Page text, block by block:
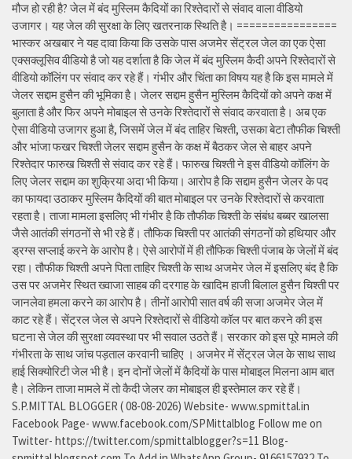
मौज हो रही है? जेल में बंद मुस्लिम कैदियों का रिश्तेदारों से संवाद वाला वीडियो
उजागर। यह जेल की सुरक्षा के लिए खतरनाक स्थिति है। ================
भास्कर अखबार ने यह दावा किया कि उसके पास अजमेर सेंट्रल जेल का एक ऐसा
एक्सक्लूसिव वीडियो है जो यह दर्शाता है कि जेल में बंद मुस्लिम कैदी अपने रिश्तेदारों से
वीडियो कॉलिंग पर संवाद कर रहे हैं। गंभीर और चिंता का विषय यह है कि इस मामले में
जेलर सद्दाम हुसैन की भूमिका है। जेलर सद्दाम हुसैन मुस्लिम कैदियों को अपने कक्ष में
बुलाता है और फिर अपने मोबाइल से उनके रिश्तेदारों से संवाद करवाता है। अब एक
ऐसा वीडियो उजागर हुआ है, जिसमें जेल में बंद ताहिर चिश्ती, उसका बेटा तौफीक चिश्ती
और भांजा फखर चिश्ती जेलर सद्दाम हुसैन के कक्ष में बैठकर जेल से बाहर अपने
रिश्तेदार फारुख चिश्ती से संवाद कर रहे हैं। फारुख चिश्ती ने इस वीडियो कॉलिंग के
लिए जेलर सद्दाम का शुक्रिया अदा भी किया। आरोप है कि सद्दाम हुसैन जेलर के पद
का फायदा उठाकर मुस्लिम कैदियों की बात मोबाइल पर उनके रिश्तेदारों से करवाता
रहता है। ताजा मामला इसलिए भी गंभीर है कि तौफीक चिश्ती के संबंध बब्बर खालसा
जैसे आतंकी संगठनों से भी रहे हैं। तौफिक चिश्ती पर आतंकी संगठनों को हथियार और
ड्रग्स सप्लाई करने के आरोप है। ऐसे आरोपों में ही तौफिक चिश्ती पंजाब के जेलों में बंद
रहा। तौफीक चिश्ती अपने पिता ताहिर चिश्ती के साथ अजमेर जेल में इसलिए बंद है कि
उस पर अजमेर स्थित ख्वाजा साहब की दरगाह के खादिम हाजी बिलाल हुसैन चिश्ती पर
जानलेवा हमला करने का आरोप है। तीनों आरोपी सात वर्ष की सजा अजमेर जेल में
काट रहे हैं। सेंट्रल जेल से अपने रिश्तेदारों से वीडियो कॉल पर बात करने की इस
घटना से जेल की सुरक्षा व्यवस्था पर भी सवाल उठते हैं। सरकार को इस पूरे मामले की
गंभीरता के साथ जांच पड़ताल करवानी चाहिए । अजमेर में सेंट्रल जेल के साथ साथ
हाई सिक्योरिटी जेल भी है। इन दोनों जेलों में कैदियों के पास मोबाइल मिलना आम बात
है। लेकिन ताजा मामले में तो कैदी जेलर का मोबाइल ही इस्तेमाल कर रहे हैं।
S.P.MITTAL BLOGGER ( 08-08-2026) Website- www.spmittal.in
Facebook Page- www.facebook.com/SPMittalblog Follow me on
Twitter- https://twitter.com/spmittalblogger?s=11 Blog-